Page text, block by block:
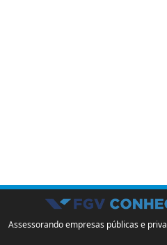
Assessorando empresas públicas e